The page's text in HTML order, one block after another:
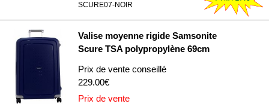
SCURE07-NOIR
Valise moyenne rigide Samsonite
Scure TSA polypropylène 69cm
Prix de vente conseillé
229.00€
Prix de vente